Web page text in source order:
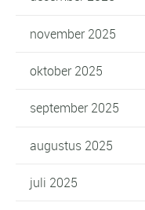
november 2025
oktober 2025
september 2025
augustus 2025
juli 2025